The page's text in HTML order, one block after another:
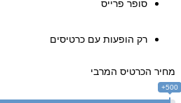
סופר פרייס
רק הופעות עם כרטיסים
מחיר הכרטיס המרבי
500+